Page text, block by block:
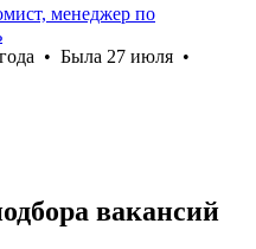
менеджер по
года • Была 27 июля •
вакансий